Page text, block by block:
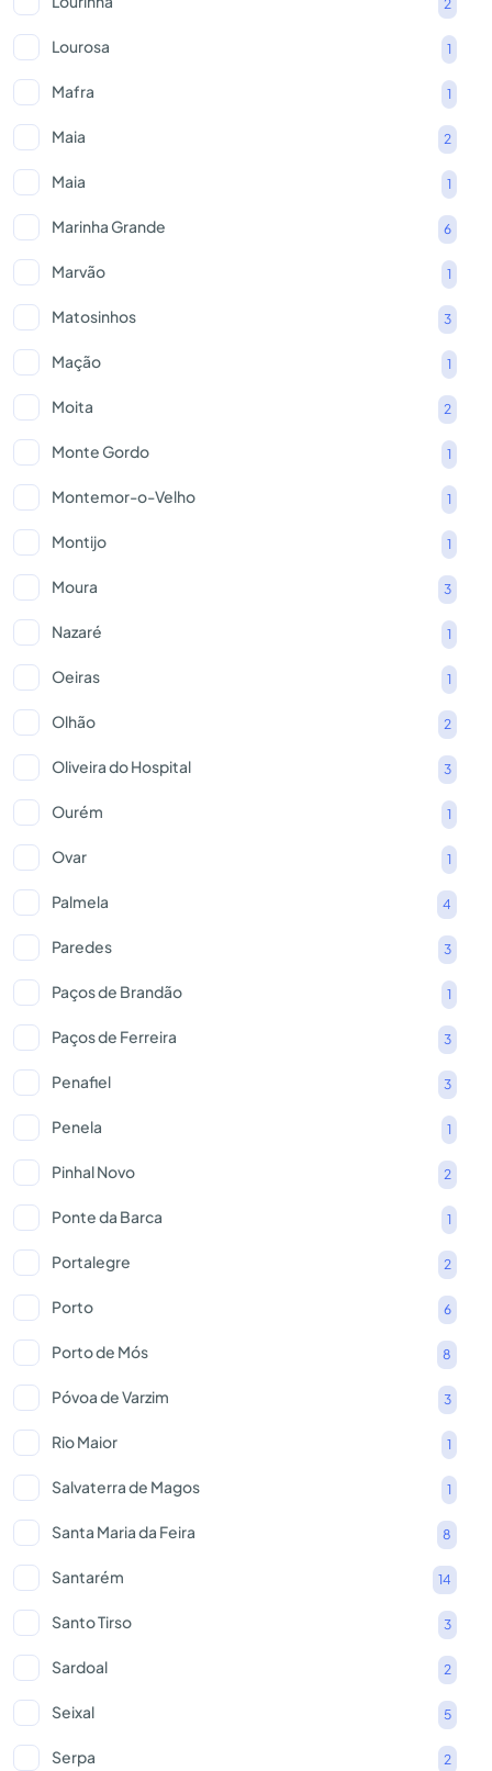
2
Lourosa 1
Mafra 1
Maia 2
Maia 1
Marinha Grande 6
Marvão 1
Matosinhos 3
Mação 1
Moita 2
Monte Gordo 1
Montemor-o-Velho 1
Montijo 1
Moura 3
Nazaré 1
Oeiras 1
Olhão 2
Oliveira do Hospital 3
Ourém 1
Ovar 1
Palmela 4
Paredes 3
Paços de Brandão 1
Paços de Ferreira 3
Penafiel 3
Penela 1
Pinhal Novo 2
Ponte da Barca 1
Portalegre 2
Porto 6
Porto de Mós 8
Póvoa de Varzim 3
Rio Maior 1
Salvaterra de Magos 1
Santa Maria da Feira 8
Santarém 14
Santo Tirso 3
Sardoal 2
Seixal 5
Serpa 2